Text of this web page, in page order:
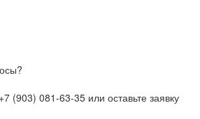
(903) 081-63-35 или оставьте заявку